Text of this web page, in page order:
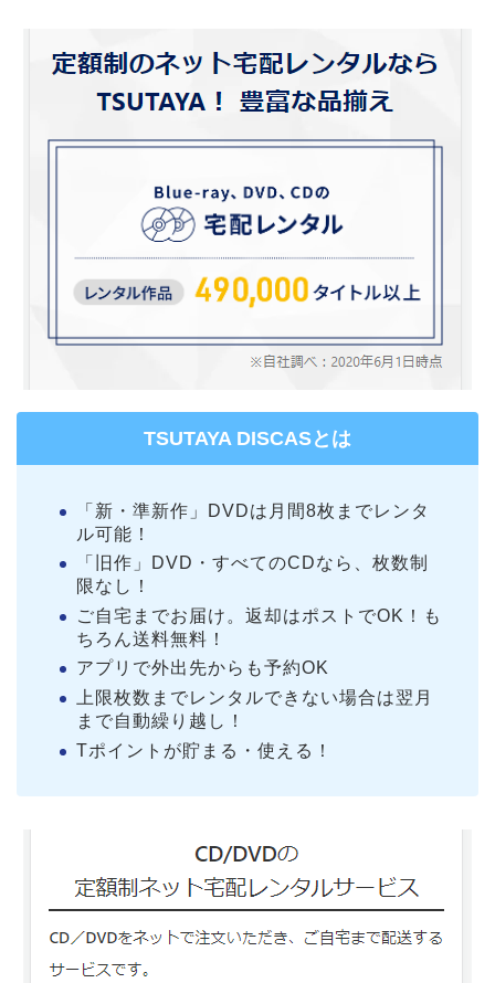
TSUTAYA DISCASとは
「新・準新作」DVDは月間8枚までレンタ
ル可能！
「旧作」DVD・すべてのCDなら、枚数制
限なし！
ご自宅までお届け。返却はポストでOK！も
ちろん送料無料！
アプリで外出先からも予約OK
上限枚数までレンタルできない場合は翌月
まで自動繰り越し！
Tポイントが貯まる・使える！